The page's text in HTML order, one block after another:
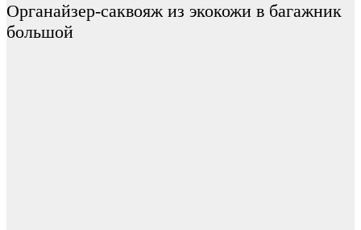
Органайзер-саквояж из экокожи в багажник
большой